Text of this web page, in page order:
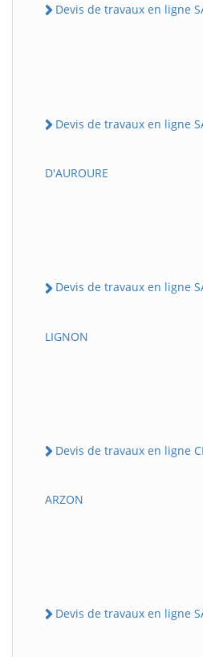
Devis de travaux en ligne
Devis de travaux en ligne
D'AUROURE
Devis de travaux en ligne
LIGNON
Devis de travaux en ligne
ARZON
Devis de travaux en ligne